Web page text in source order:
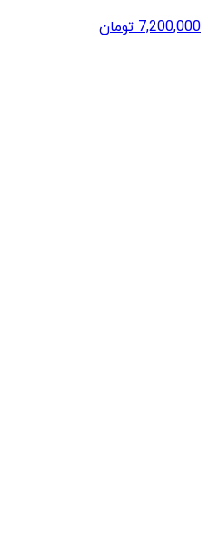
7,200,000 تومان